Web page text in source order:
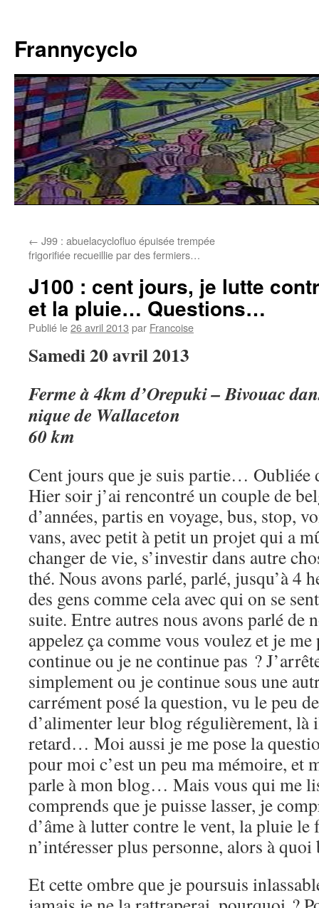
contenu
Frannycyclo
← J99 : abuelacyclofluo épuisée trempée
frigorifiée recueillie par des fermiers…
J100 : cent jours, je lutte
et la pluie… Questions…
Publié le26 avril 2013 par Francoise
Samedi 20 avril 2013
Ferme à 4km d’Orepuki – Bivouac
nique de Wallaceton
60 km
Cent jours que je suis partie… Oubliée
Hier soir j’ai rencontré un couple de
d’années, partis en voyage, bus, stop,
vans, avec petit à petit un projet qui a
changer de vie, s’investir dans autre
thé. Nous avons parlé, parlé, jusqu’à 4
des gens comme cela avec qui on se
suite. Entre autres nous avons parlé de
appelez ça comme vous voulez et je
continue ou je ne continue pas ?
simplement ou je continue sous une
carrément posé la question, vu le peu
d’alimenter leur blog régulièrement, là
retard… Moi aussi je me pose la
pour moi c’est un peu ma mémoire, et
parle à mon blog… Mais vous qui me
comprends que je puisse lasser, je
d’âme à lutter contre le vent, la pluie
n’intéresser plus personne, alors à quoi
Et cette ombre que je poursuis